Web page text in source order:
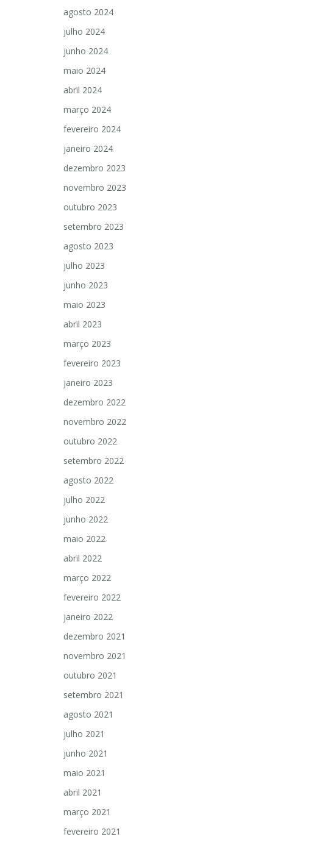
agosto 2024
julho 2024
junho 2024
maio 2024
abril 2024
março 2024
fevereiro 2024
janeiro 2024
dezembro 2023
novembro 2023
outubro 2023
setembro 2023
agosto 2023
julho 2023
junho 2023
maio 2023
abril 2023
março 2023
fevereiro 2023
janeiro 2023
dezembro 2022
novembro 2022
outubro 2022
setembro 2022
agosto 2022
julho 2022
junho 2022
maio 2022
abril 2022
março 2022
fevereiro 2022
janeiro 2022
dezembro 2021
novembro 2021
outubro 2021
setembro 2021
agosto 2021
julho 2021
junho 2021
maio 2021
abril 2021
março 2021
fevereiro 2021